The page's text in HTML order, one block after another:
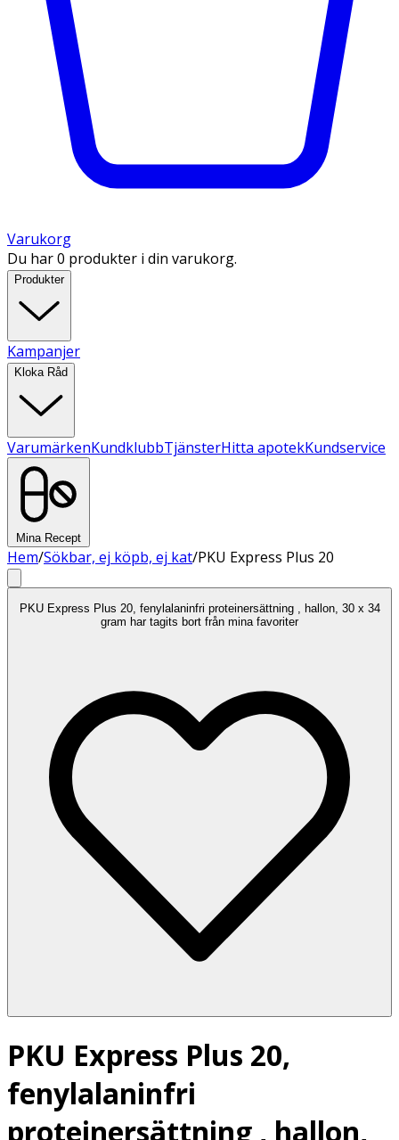
Varukorg
Du har 0 produkter i din varukorg.
Produkter
Kampanjer
Kloka Råd
VarumärkenKundklubbTjänsterHitta apotekKundservice
Mina Recept
Hem/Sökbar, ej köpb, ej kat/PKU Express Plus 20
PKU Express Plus 20, fenylalaninfri proteinersättning , hallon, 30 x 34
gram har tagits bort från mina favoriter
PKU Express Plus 20,
fenylalaninfri
proteinersättning , hallon,